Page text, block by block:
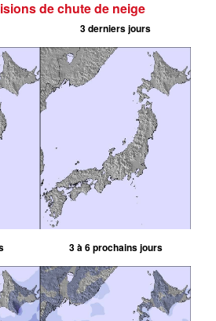
de chute de neige
3 derniers jours
3 à 6 prochains jours